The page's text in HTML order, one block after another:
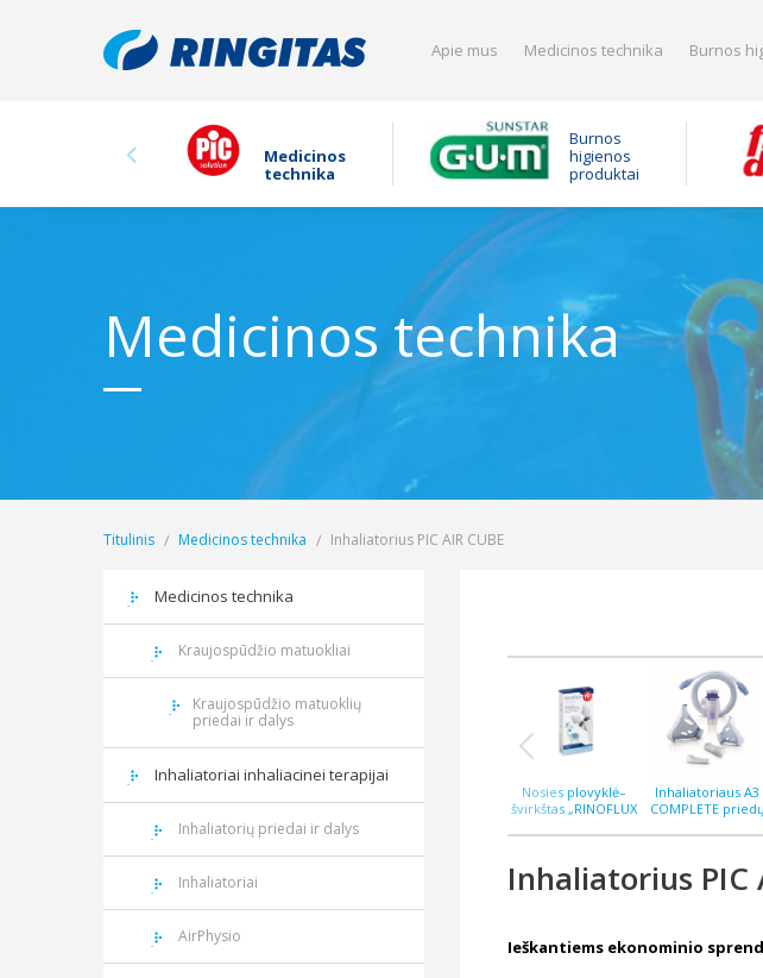
Apie mus Medicinos technika Burnos
Medicinos
technika
Burnos
higienos
produktai
Medicinos technika
Titulinis Medicinos technika Inhaliatorius PIC AIR CUBE
Medicinos technika
Kraujospūdžio matuokliai
Kraujospūdžio matuoklių
priedai ir dalys
Inhaliatoriai inhaliacinei terapijai
Inhaliatorių priedai ir dalys
Inhaliatoriai
AirPhysio
Nosies plovyklė–
švirkštas „RINOFLUX
antgalis
Inhaliatoriaus A3
COMPLETE priedų
Inhaliatorius PIC
Ieškantiems ekonominio